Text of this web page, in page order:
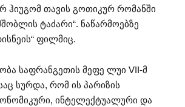
ჰიუგომ თავის გოთიკურ რომანში
ტაძარი“. ნაწარმოებზე
ფილმიც.
საფრანგეთის მეფე ლუი VII-მ
სურდა, რომ ის პარიზის
ინტელექტუალური და